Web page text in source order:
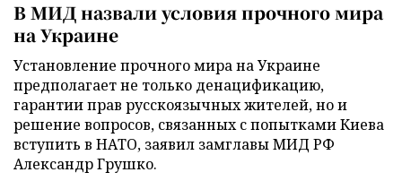
В МИД назвали условия прочного мира
на Украине
Установление прочного мира на Украине
предполагает не только денацификацию,
гарантии прав русскоязычных жителей, но и
решение вопросов, связанных с попытками Киева
вступить в НАТО, заявил замглавы МИД РФ
Александр Грушко.